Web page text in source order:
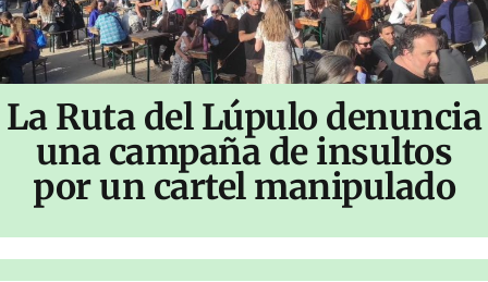
La Ruta del Lúpulo denuncia
una campaña de insultos
por un cartel manipulado